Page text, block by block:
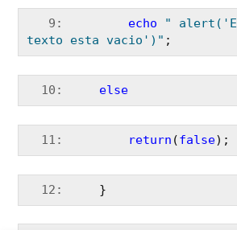
   9:
echo
" alert('El
texto esta vacio')" ;
  10:
else
  11:
return (false);
  12:
     }